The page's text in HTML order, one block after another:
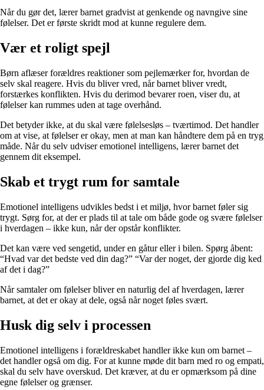
Når du gør det, lærer barnet gradvist at genkende og navngive sine
følelser. Det er første skridt mod at kunne regulere dem.
Vær et roligt spejl
Børn aflæser forældres reaktioner som pejlemærker for, hvordan de
selv skal reagere. Hvis du bliver vred, når barnet bliver vredt,
forstærkes konflikten. Hvis du derimod bevarer roen, viser du, at
følelser kan rummes uden at tage overhånd.
Det betyder ikke, at du skal være følelsesløs – tværtimod. Det handler
om at vise, at følelser er okay, men at man kan håndtere dem på en tryg
måde. Når du selv udviser emotionel intelligens, lærer barnet det
gennem dit eksempel.
Skab et trygt rum for samtale
Emotionel intelligens udvikles bedst i et miljø, hvor barnet føler sig
trygt. Sørg for, at der er plads til at tale om både gode og svære følelser
i hverdagen – ikke kun, når der opstår konflikter.
Det kan være ved sengetid, under en gåtur eller i bilen. Spørg åbent:
“Hvad var det bedste ved din dag?” “Var der noget, der gjorde dig ked
af det i dag?”
Når samtaler om følelser bliver en naturlig del af hverdagen, lærer
barnet, at det er okay at dele, også når noget føles svært.
Husk dig selv i processen
Emotionel intelligens i forældreskabet handler ikke kun om barnet –
det handler også om dig. For at kunne møde dit barn med ro og empati,
skal du selv have overskud. Det kræver, at du er opmærksom på dine
egne følelser og grænser.